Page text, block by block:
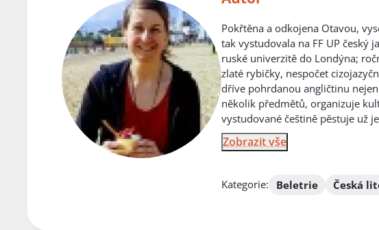
Pokřtěna a odkojena Otavou,
tak vystudovala na FF UP
ruské univerzitě do Londýna;
zlaté rybičky, nespočet
dříve pohrdanou angličtinu
několik předmětů, organizuje
vystudované češtině pěstuje už
Zobrazit vše
Kategorie: Beletrie Česká